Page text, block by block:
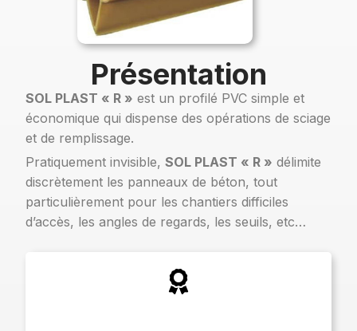
Présentation
SOL PLAST « R » est un profilé PVC simple et
économique qui dispense des opérations de sciage
et de remplissage.
Pratiquement invisible,SOL PLAST « R » délimite
discrètement les panneaux de béton, tout
particulièrement pour les chantiers difficiles
d’accès, les angles de regards, les seuils, etc…